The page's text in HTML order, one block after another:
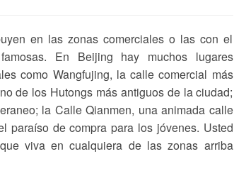
en las zonas comerciales o las con el
En Beijing hay muchos lugares
como Wangfujing, la calle comercial más
de los Hutongs más antiguos de la ciudad;
la Calle Qianmen, una animada calle
paraíso de compra para los jóvenes. Usted
viva en cualquiera de las zonas arriba